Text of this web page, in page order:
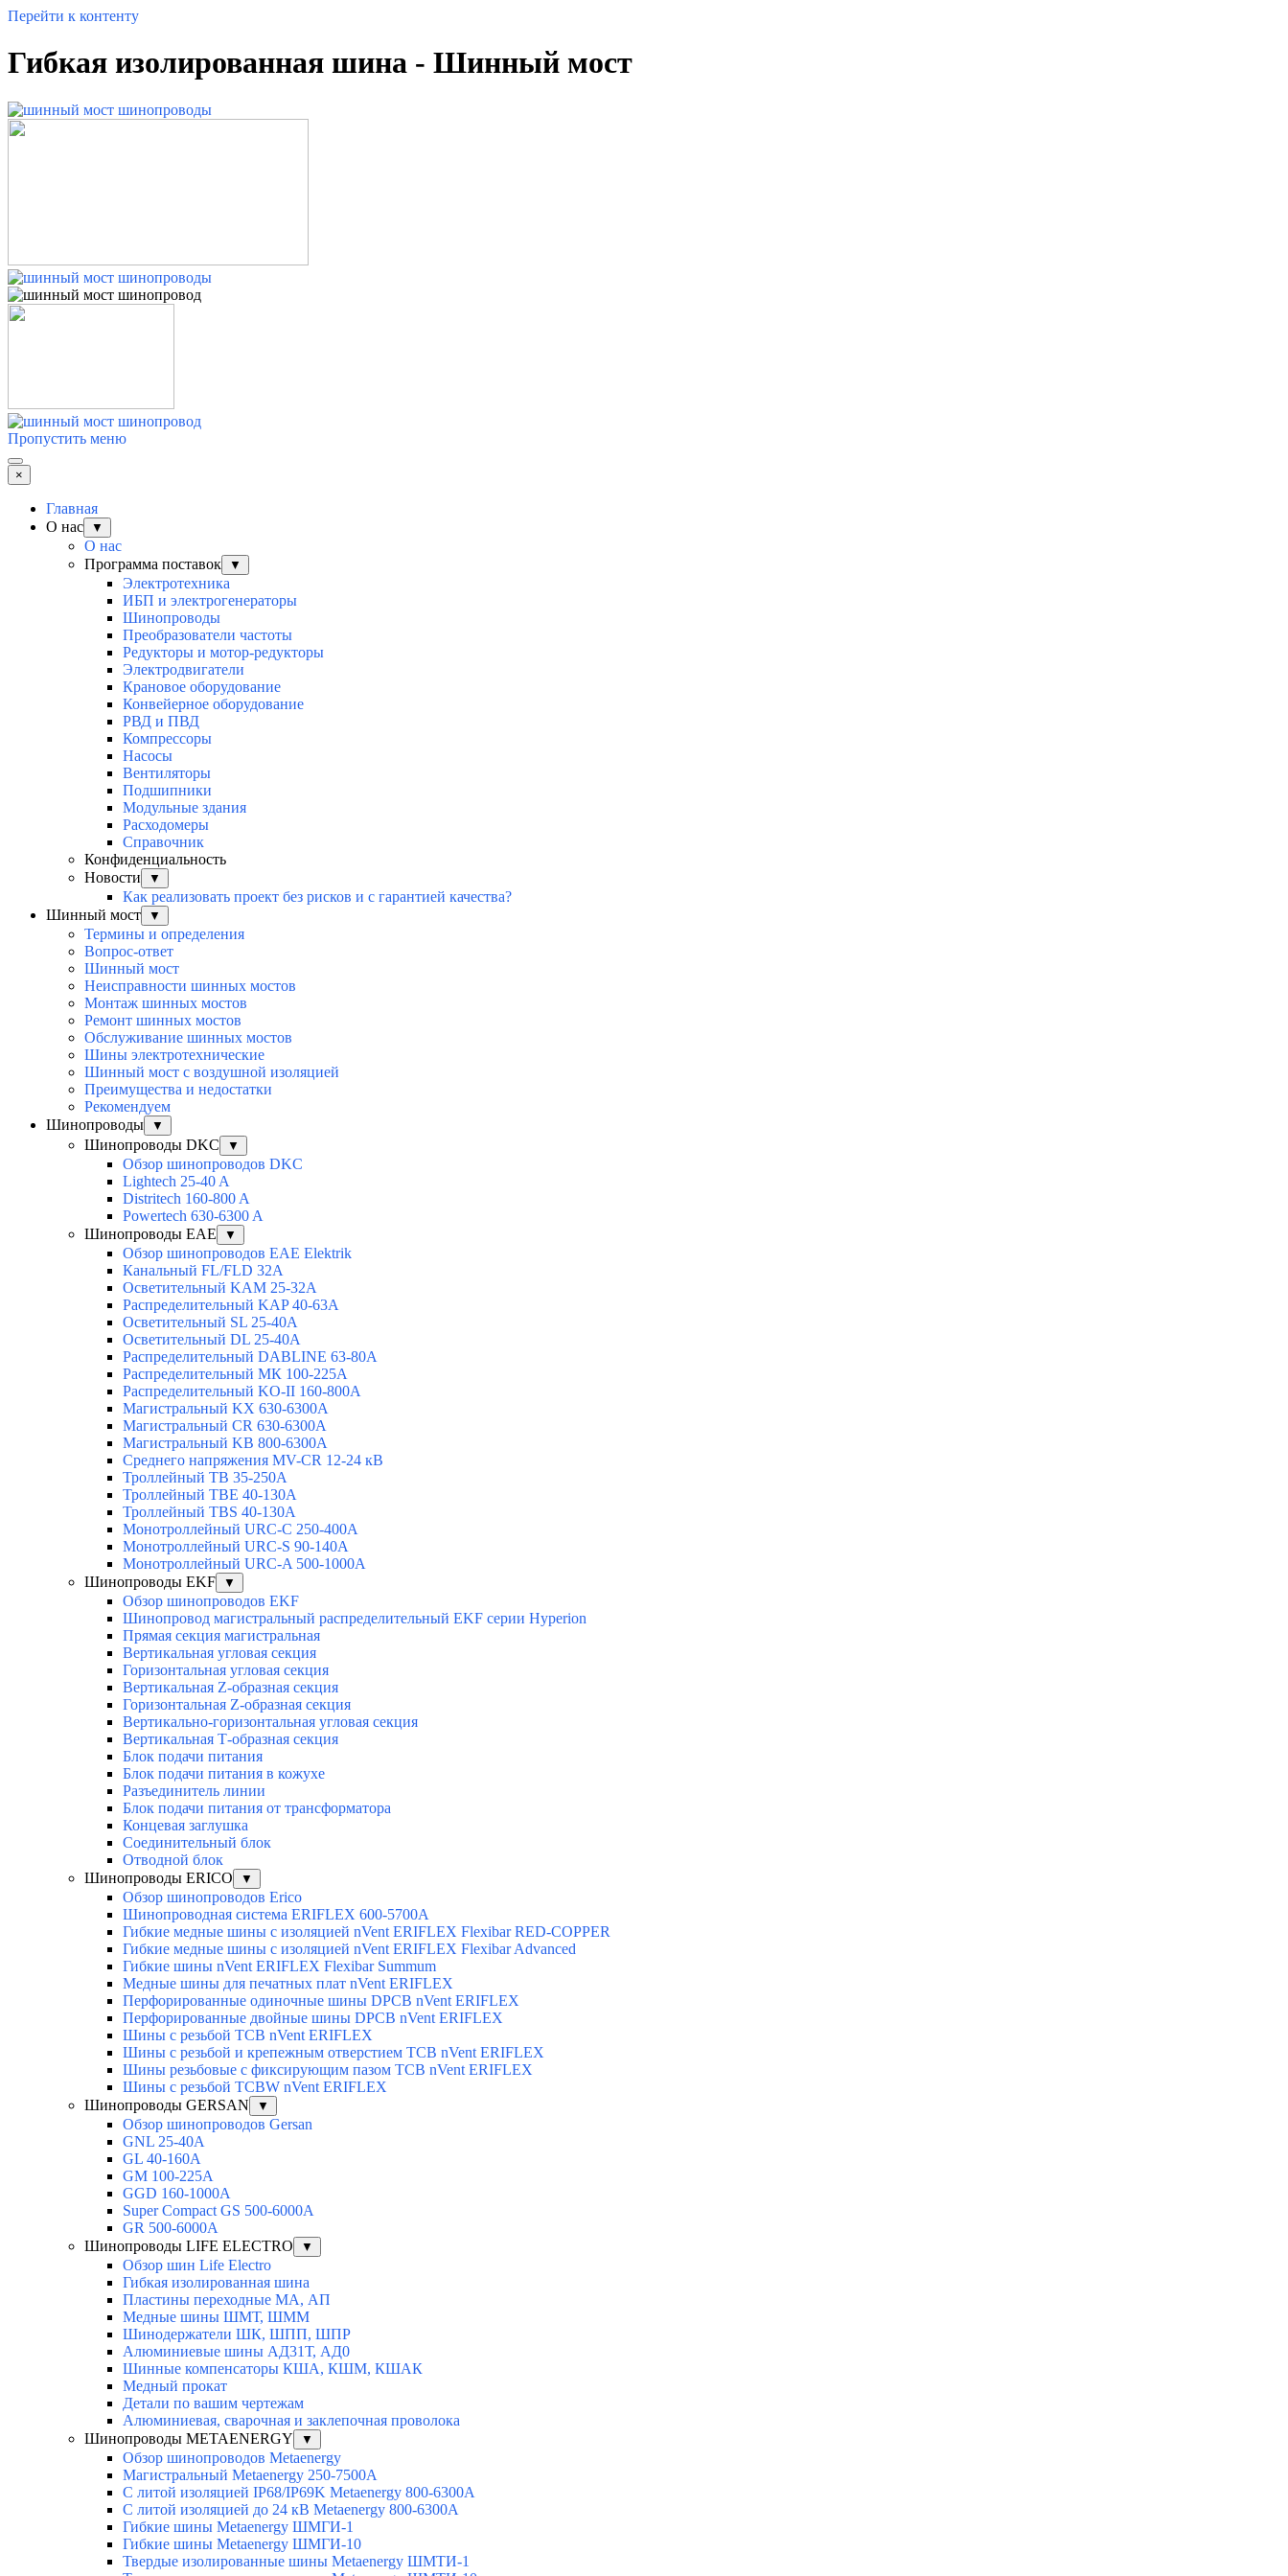
Перейти к контенту
Гибкая изолированная шина - Шинный мост
Пропустить меню
×
Главная
О нас
▼
О нас
Программа поставок
▼
Электротехника
ИБП и электрогенераторы
Шинопроводы
Преобразователи частоты
Редукторы и мотор-редукторы
Электродвигатели
Крановое оборудование
Конвейерное оборудование
РВД и ПВД
Компрессоры
Насосы
Вентиляторы
Подшипники
Модульные здания
Расходомеры
Справочник
Конфиденциальность
Новости
▼
Как реализовать проект без рисков и с гарантией качества?
Шинный мост
▼
Термины и определения
Вопрос-ответ
Шинный мост
Неисправности шинных мостов
Монтаж шинных мостов
Ремонт шинных мостов
Обслуживание шинных мостов
Шины электротехнические
Шинный мост с воздушной изоляцией
Преимущества и недостатки
Рекомендуем
Шинопроводы
▼
Шинопроводы DKC ▼
Обзор шинопроводов DKC
Lightech 25-40 A
Distritech 160-800 A
Powertech 630-6300 A
Шинопроводы EAE
▼
Обзор шинопроводов EAE Elektrik
Канальный FL/FLD 32A
Осветительный KAM 25-32А
Распределительный KAP 40-63A
Осветительный SL 25-40А
Осветительный DL 25-40А
Распределительный DABLINE 63-80A
Распределительный МК 100-225А
Распределительный KO-II 160-800А
Магистральный KX 630-6300А
Магистральный CR 630-6300А
Магистральный KB 800-6300А
Среднего напряжения MV-CR 12-24 кВ
Троллейный TB 35-250A
Троллейный TBE 40-130A
Троллейный TBS 40-130A
Монотроллейный URC-C 250-400A
Монотроллейный URC-S 90-140A
Монотроллейный URC-A 500-1000A
Шинопроводы EKF
▼
Обзор шинопроводов EKF
Шинопровод магистральный распределительный EKF серии Hyperion
Прямая секция магистральная
Вертикальная угловая секция
Горизонтальная угловая секция
Вертикальная Z-образная секция
Горизонтальная Z-образная секция
Вертикально-горизонтальная угловая секция
Вертикальная Т-образная секция
Блок подачи питания
Блок подачи питания в кожухе
Разъединитель линии
Блок подачи питания от трансформатора
Концевая заглушка
Соединительный блок
Отводной блок
Шинопроводы ERICO
▼
Обзор шинопроводов Erico
Шинопроводная система ERIFLEX 600-5700A
Гибкие медные шины с изоляцией nVent ERIFLEX Flexibar RED-COPPER
Гибкие медные шины с изоляцией nVent ERIFLEX Flexibar Advanced
Гибкие шины nVent ERIFLEX Flexibar Summum
Медные шины для печатных плат nVent ERIFLEX
Перфорированные одиночные шины DPCB nVent ERIFLEX
Перфорированные двойные шины DPCB nVent ERIFLEX
Шины с резьбой TCB nVent ERIFLEX
Шины с резьбой и крепежным отверстием TCB nVent ERIFLEX
Шины резьбовые с фиксирующим пазом TCB nVent ERIFLEX
Шины с резьбой TCBW nVent ERIFLEX
Шинопроводы GERSAN
▼
Обзор шинопроводов Gersan
GNL 25-40A
GL 40-160A
GM 100-225A
GGD 160-1000A
Super Compact GS 500-6000A
GR 500-6000A
Шинопроводы LIFE ELECTRO
▼
Обзор шин Life Electro
Гибкая изолированная шина
Пластины переходные МА, АП
Медные шины ШМТ, ШММ
Шинодержатели ШК, ШПП, ШПР
Алюминиевые шины АД31Т, АД0
Шинные компенсаторы КША, КШМ, КШАК
Медный прокат
Детали по вашим чертежам
Алюминиевая, cварочная и заклепочная проволока
Шинопроводы METAENERGY
▼
Обзор шинопроводов Metaenergy
Магистральный Metaenergy 250-7500A
С литой изоляцией IP68/IP69K Metaenergy 800-6300A
С литой изоляцией до 24 кВ Metaenergy 800-6300A
Гибкие шины Metaenergy ШМГИ-1
Гибкие шины Metaenergy ШМГИ-10
Твердые изолированные шины Metaenergy ШМТИ-1